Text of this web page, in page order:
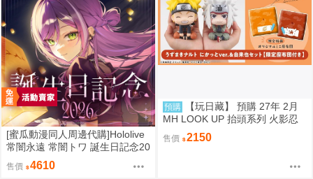
[蜜瓜動漫同人周邊代購]Hololive
常闇永遠 常闇トワ 誕生日記念20
26套組/周邊(9/12預約截止)(3月
預約)(Hololive)
售價 4610
預購
【玩日藏】 預購 27年 2月
MH LOOK UP 抬頭系列 火影忍
者疾風傳 漩渦鳴人 燦笑 Smile &
自來也 抬頭公仔 特典 代理版
售價 2150